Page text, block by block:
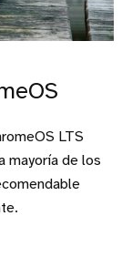
LTS
mayoría de los